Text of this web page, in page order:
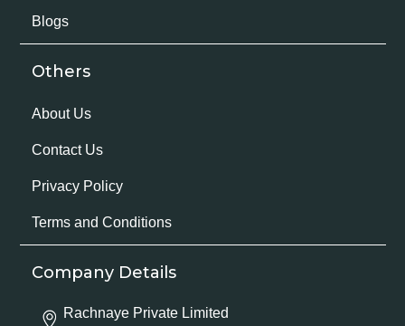
Blogs
Others
About Us
Contact Us
Privacy Policy
Terms and Conditions
Company Details
Rachnaye Private Limited